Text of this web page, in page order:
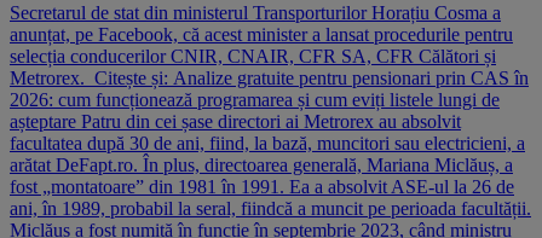
Secretarul de stat din ministerul Transporturilor Horațiu Cosma a
anunțat, pe Facebook, că acest minister a lansat procedurile pentru
selecția conducerilor CNIR, CNAIR, CFR SA, CFR Călători și
Metrorex. Citește și: Analize gratuite pentru pensionari prin CAS în
2026: cum funcționează programarea și cum eviți listele lungi de
așteptare Patru din cei șase directori ai Metrorex au absolvit
facultatea după 30 de ani, fiind, la bază, muncitori sau electricieni, a
arătat DeFapt.ro. În plus, directoarea generală, Mariana Miclăuș, a
fost „montatoare” din 1981 în 1991. Ea a absolvit ASE-ul la 26 de
ani, în 1989, probabil la seral, fiindcă a muncit pe perioada facultății.
Miclăuș a fost numită în funcție în septembrie 2023, când ministru